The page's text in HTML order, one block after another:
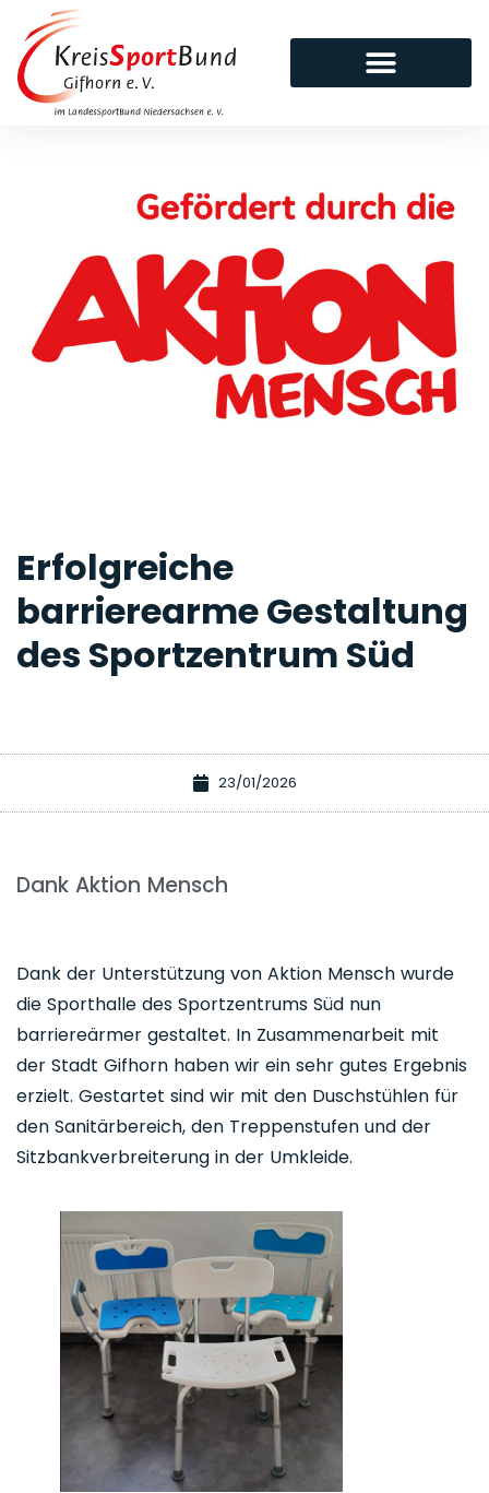
Erfolgreiche
barrierearme Gestaltung
des Sportzentrum Süd
23/01/2026
Dank Aktion Mensch
Dank der Unterstützung von Aktion Mensch wurde
die Sporthalle des Sportzentrums Süd nun
barriereärmer gestaltet. In Zusammenarbeit mit
der Stadt Gifhorn haben wir ein sehr gutes Ergebnis
erzielt. Gestartet sind wir mit den Duschstühlen für
den Sanitärbereich, den Treppenstufen und der
Sitzbankverbreiterung in der Umkleide.